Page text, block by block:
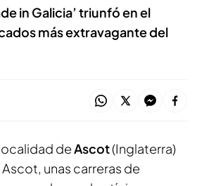
in Galicia’ triunfó en el
más extravagante del
deAscot(Inglaterra)
unas carreras de